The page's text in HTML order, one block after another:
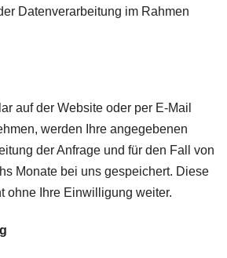
Datenverarbeitung im Rahmen
auf der Website oder per E-Mail
werden Ihre angegebenen
der Anfrage und für den Fall von
Monate bei uns gespeichert. Diese
ohne Ihre Einwilligung weiter.